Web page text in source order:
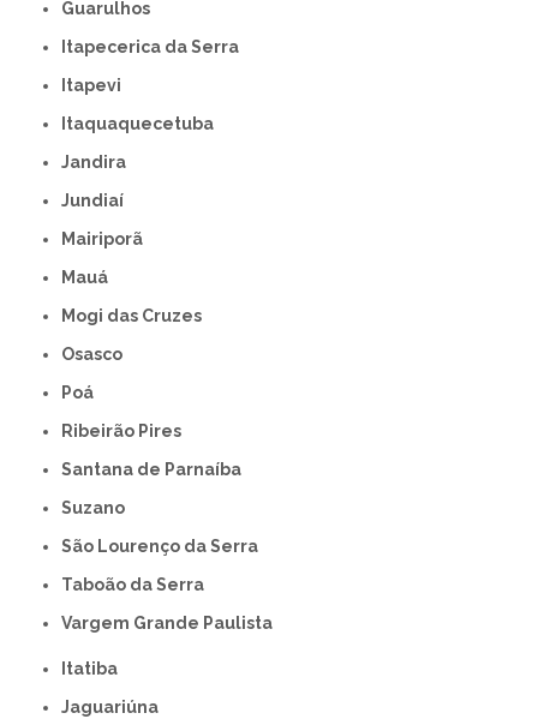
Guarulhos
Itapecerica da Serra
Itapevi
Itaquaquecetuba
Jandira
Jundiaí
Mairiporã
Mauá
Mogi das Cruzes
Osasco
Poá
Ribeirão Pires
Santana de Parnaíba
Suzano
São Lourenço da Serra
Taboão da Serra
Vargem Grande Paulista
Itatiba
Jaguariúna